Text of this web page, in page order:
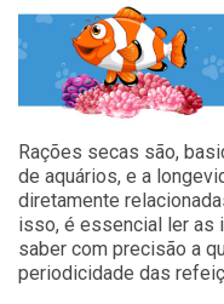
Rações secas são,
de aquários, e a
diretamente
isso, é essencial ler as
saber com precisão a
periodicidade das